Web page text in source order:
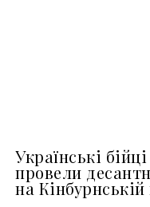
Українські
провели
на Кінбурнській